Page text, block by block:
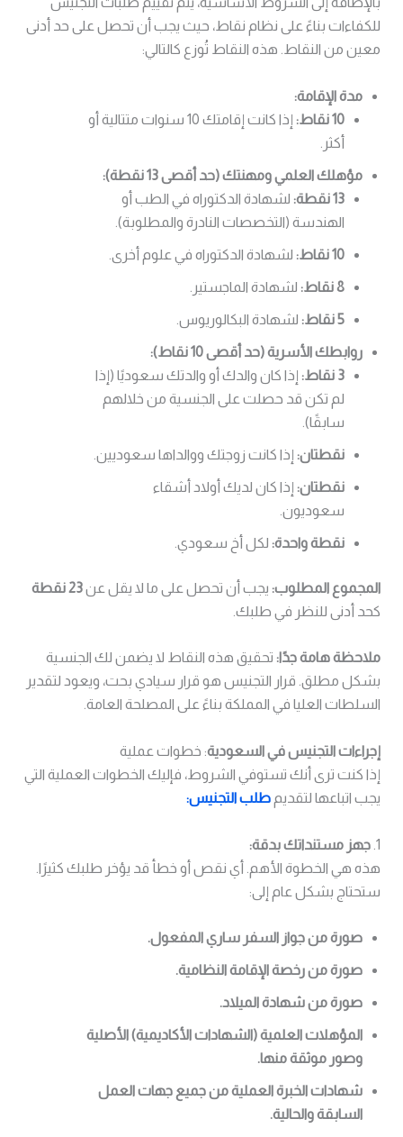
للكفاءات بناءً على نظام نقاط، حيث يجب أن تحصل على حد أدنى
معين من النقاط. هذه النقاط تُوزع كالتالي:
مدة الإقامة:
10 نقاط:
إذا كانت إقامتك 10 سنوات متتالية أو
أكثر.
مؤهلك العلمي ومهنتك (حد أقصى 13 نقطة):
13 نقطة:
لشهادة الدكتوراه في الطب أو
الهندسة (التخصصات النادرة والمطلوبة).
10 نقاط: لشهادة الدكتوراه في علوم أخرى.
8 نقاط: لشهادة الماجستير.
5 نقاط: لشهادة البكالوريوس.
روابطك الأسرية (حد أقصى 10 نقاط):
3 نقاط:
إذا كان والدك أو والدتك سعوديًا (إذا
لم تكن قد حصلت على الجنسية من خلالهم
سابقًا).
نقطتان: إذا كانت زوجتك ووالداها سعوديين.
نقطتان: إذا كان لديك أولاد أشقاء
سعوديون.
نقطة واحدة: لكل أخ سعودي.
المجموع المطلوب: يجب أن تحصل على ما لا يقل عن23 نقطة
كحد أدنى للنظر في طلبك.
ملاحظة هامة جدًا: تحقيق هذه النقاط لا يضمن لك الجنسية
بشكل مطلق. قرار التجنيس هو قرار سيادي بحت، ويعود لتقدير
السلطات العليا في المملكة بناءً على المصلحة العامة.
إجراءات التجنيس في السعودية: خطوات عملية
إذا كنت ترى أنك تستوفي الشروط، فإليك الخطوات العملية التي
يجب اتباعها لتقديم طلب التجنيس:
1. جهز مستنداتك بدقة:
هذه هي الخطوة الأهم. أي نقص أو خطأ قد يؤخر طلبك كثيرًا.
ستحتاج بشكل عام إلى:
صورة من جواز السفر ساري المفعول.
صورة من رخصة الإقامة النظامية.
صورة من شهادة الميلاد.
المؤهلات العلمية (الشهادات الأكاديمية) الأصلية
وصور موثقة منها.
شهادات الخبرة العملية من جميع جهات العمل
السابقة والحالية.